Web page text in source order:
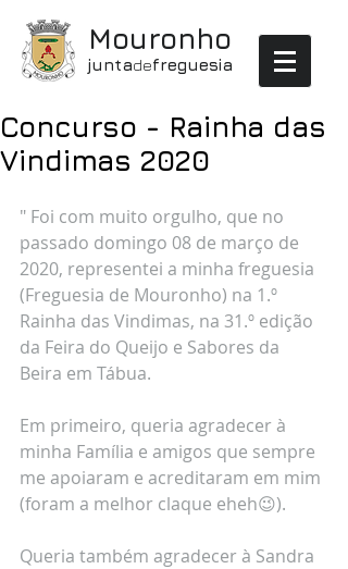
Mouronho
juntadefreguesia
Concurso - Rainha das
Vindimas 2020
" Foi com muito orgulho, que no
passado domingo 08 de março de
2020, representei a minha freguesia
(Freguesia de Mouronho) na 1.º
Rainha das Vindimas, na 31.º edição
da Feira do Queijo e Sabores da
Beira em Tábua.
Em primeiro, queria agradecer à
minha Família e amigos que sempre
me apoiaram e acreditaram em mim
(foram a melhor claque eheh😉).
Queria também agradecer à Sandra